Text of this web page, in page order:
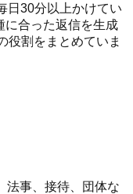
日30分以上かけてい
に合った返信を生成
役割をまとめていま
法事、接待、団体な